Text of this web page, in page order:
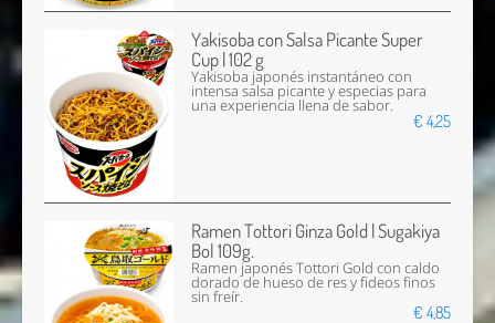
Yakisoba con Salsa Picante Super
Cup | 102 g
Yakisoba japonés instantáneo con
intensa salsa picante y especias para
una experiencia llena de sabor.
€ 4,25
Ramen Tottori Ginza Gold | Sugakiya
Bol 109g.
Ramen japonés Tottori Gold con caldo
dorado de hueso de res y fideos finos
sin freír.
€ 4,85